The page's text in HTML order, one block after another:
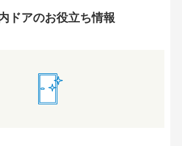
ドアのお役立ち情報